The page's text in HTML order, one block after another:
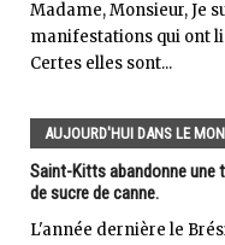
Madame, Monsieur, Je
manifestations qui ont
Certes elles sont...
AUJOURD'HUI DANS LE
Saint-Kitts abandonne une
de sucre de canne.
L'année dernière le